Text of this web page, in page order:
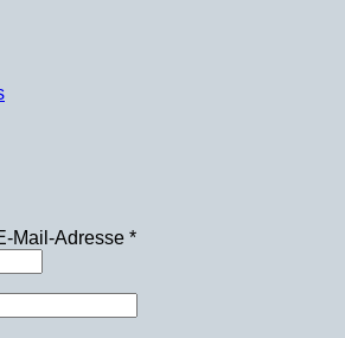
Mail-Adresse *Erforderlich